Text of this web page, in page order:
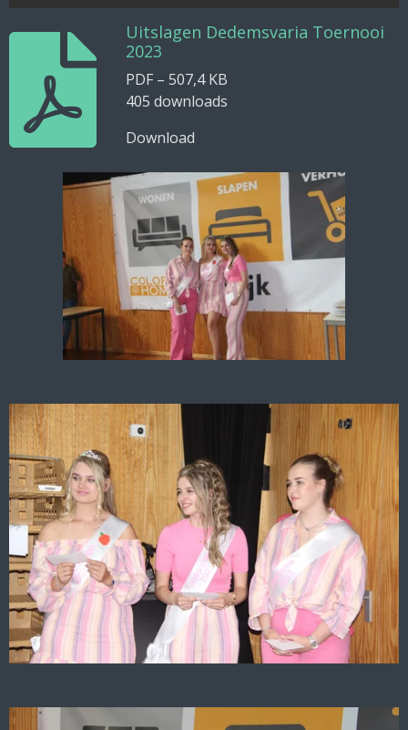
Uitslagen Dedemsvaria Toernooi
2023
PDF – 507,4 KB
405 downloads
Download